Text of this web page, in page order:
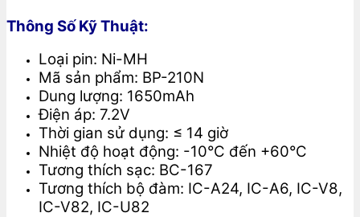
Thông Số Kỹ Thuật:
Loại pin: Ni-MH
Mã sản phẩm: BP-210N
Dung lượng: 1650mAh
Điện áp: 7.2V
Thời gian sử dụng: ≤ 14 giờ
Nhiệt độ hoạt động: -10°C đến +60°C
Tương thích sạc: BC-167
Tương thích bộ đàm: IC-A24, IC-A6, IC-V8,
IC-V82, IC-U82